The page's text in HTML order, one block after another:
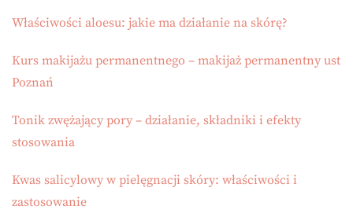
Właściwości aloesu: jakie ma działanie na skórę?
Kurs makijażu permanentnego – makijaż permanentny ust
Poznań
Tonik zwężający pory – działanie, składniki i efekty
stosowania
Kwas salicylowy w pielęgnacji skóry: właściwości i
zastosowanie